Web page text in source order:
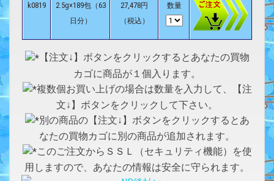
k0819
2.5g×189包（63
日分）
27,478円
（税込）
数量
【注文↓】ボタンをクリックするとあなたの買物
カゴに商品が１個入ります。
複数個お買い上げの場合は数量を入力して、【注
文↓】ボタンをクリックして下さい。
別の商品の【注文↓】ボタンをクリックするとあ
なたの買物カゴに別の商品が追加されます。
このご注文からＳＳＬ（セキュリティ機能）を使
用しますので、あなたの情報は安全に守られます。